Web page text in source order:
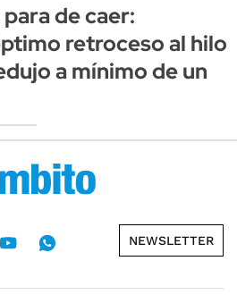
de caer:
retroceso al hilo
a mínimo de un
NEWSLETTER